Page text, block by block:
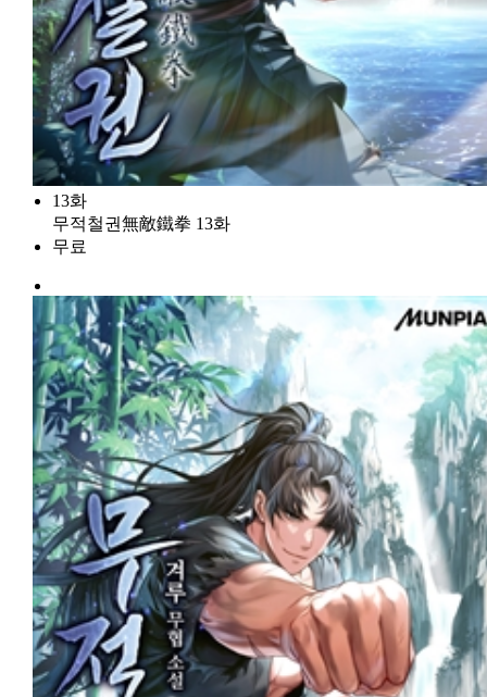
13화
무적철권無敵鐵拳 13화
무료